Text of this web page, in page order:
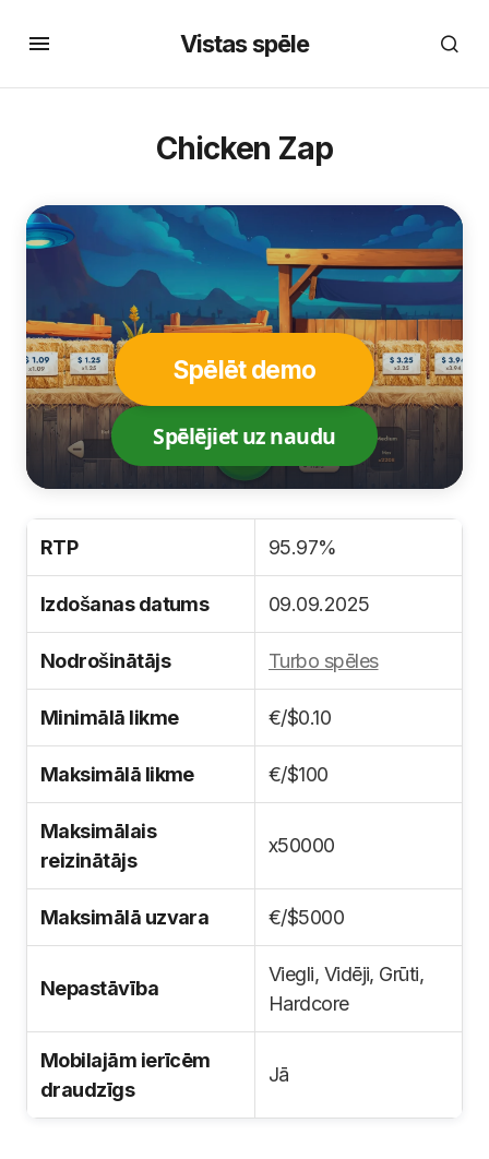
Vistas spēle
Chicken Zap
Spēlēt demo
Spēlējiet uz naudu
RTP 95.97%
Izdošanas datums 09.09.2025
Nodrošinātājs Turbo spēles
Minimālā likme €/$0.10
Maksimālā likme €/$100
Maksimālais
reizinātājs
x50000
Maksimālā uzvara €/$5000
Nepastāvība
Viegli, Vidēji, Grūti,
Hardcore
Mobilajām ierīcēm
draudzīgs
Jā